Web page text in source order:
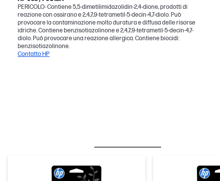
PERICOLO- Contiene 5,5-dimetilimidazolidin-2,4-dione, prodotti di
reazione con ossirano e 2,4,7,9-tetrametil-5-decin-4,7-diolo. Può
provocare la contaminazione molto duratura e diffusa delle risorse
idriche. Contiene benzisotiazolinone e 2,4,7,9-tetrametil-5-decin-4,7-
diolo. Può provocare una reazione allergica. Contiene biocidi:
benzisotiazolinone.
Contatto HP